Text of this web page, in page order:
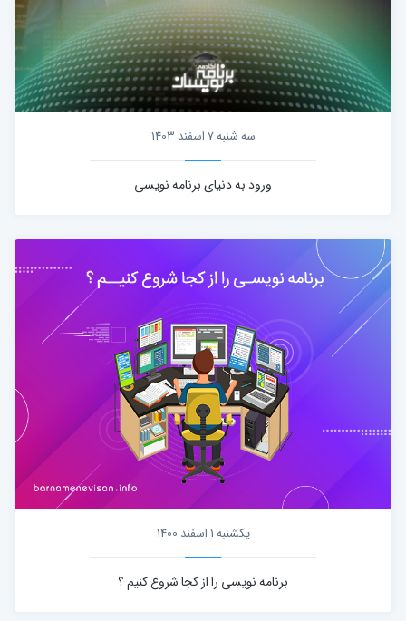
سه شنبه 7 اسفند 1403
ورود به دنیای برنامه نویسی
یکشنبه 1 اسفند 1400
برنامه نویسی را از کجا شروع کنیم ؟